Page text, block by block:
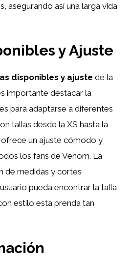
asegurando así una larga vida
y Ajuste
disponibles y ajuste de la
importante destacar la
para adaptarse a diferentes
tallas desde la XS hasta la
un ajuste cómodo y
los fans de Venom. La
de medidas y cortes
pueda encontrar la talla
estilo esta prenda tan